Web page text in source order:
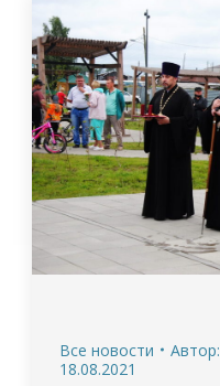
Все новости Автор:
18.08.2021